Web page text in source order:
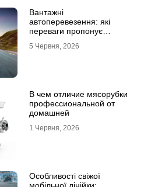
Вантажні
автоперевезення: які
переваги пропонує
професіоналами
5 Червня, 2026
В чем отличие мясорубки
профессиональной от
домашней
1 Червня, 2026
Особливості свіжої